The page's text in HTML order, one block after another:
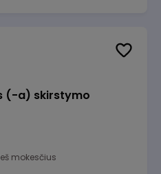
(-a) skirstymo
mokesčius